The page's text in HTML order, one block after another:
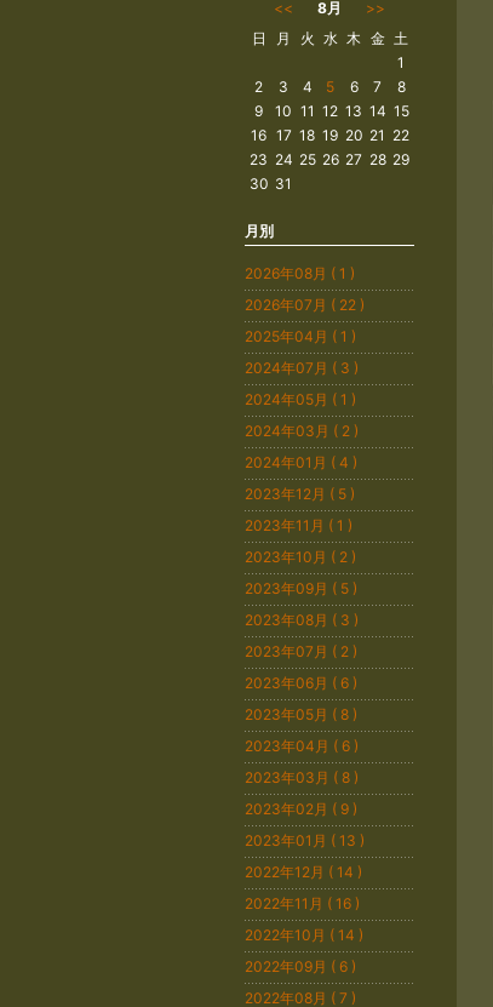
<< 8月
>>
日
月 火 水 木 金 土
1
2
3 4 5 6 7
8
9
10 11 12 13 14 15
16 17 18 19 20 21 22
23 24 25 26 27 28 29
30 31
月別
2026年08月 ( 1 )
2026年07月 ( 22 )
2025年04月 ( 1 )
2024年07月 ( 3 )
2024年05月 ( 1 )
2024年03月 ( 2 )
2024年01月 ( 4 )
2023年12月 ( 5 )
2023年11月 ( 1 )
2023年10月 ( 2 )
2023年09月 ( 5 )
2023年08月 ( 3 )
2023年07月 ( 2 )
2023年06月 ( 6 )
2023年05月 ( 8 )
2023年04月 ( 6 )
2023年03月 ( 8 )
2023年02月 ( 9 )
2023年01月 ( 13 )
2022年12月 ( 14 )
2022年11月 ( 16 )
2022年10月 ( 14 )
2022年09月 ( 6 )
2022年08月 ( 7 )